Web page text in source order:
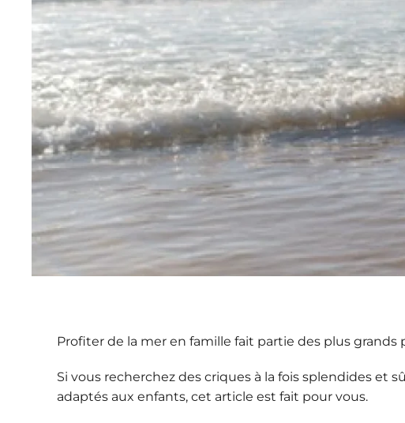
Profiter de la mer en famille fait partie des plus grands
Si vous recherchez des criques à la fois splendides et
adaptés aux enfants, cet article est fait pour vous.